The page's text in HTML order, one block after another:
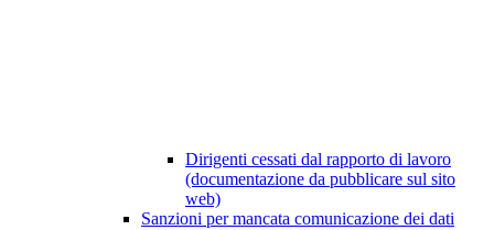
Dirigenti cessati dal rapporto di lavoro
(documentazione da pubblicare sul sito
web)
Sanzioni per mancata comunicazione dei dati